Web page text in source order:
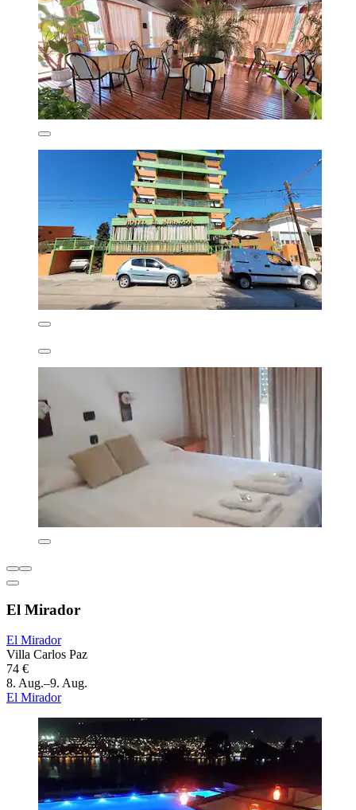
El Mirador
El Mirador
Villa Carlos Paz
74 €
8. Aug.–9. Aug.
El Mirador